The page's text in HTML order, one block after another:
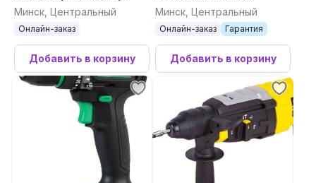
кейс)
Минск, Центральный
Онлайн-заказ
Добавить в корзину
4935472164
Минск, Центральный
Онлайн-заказ Гарантия
Добавить в корзину